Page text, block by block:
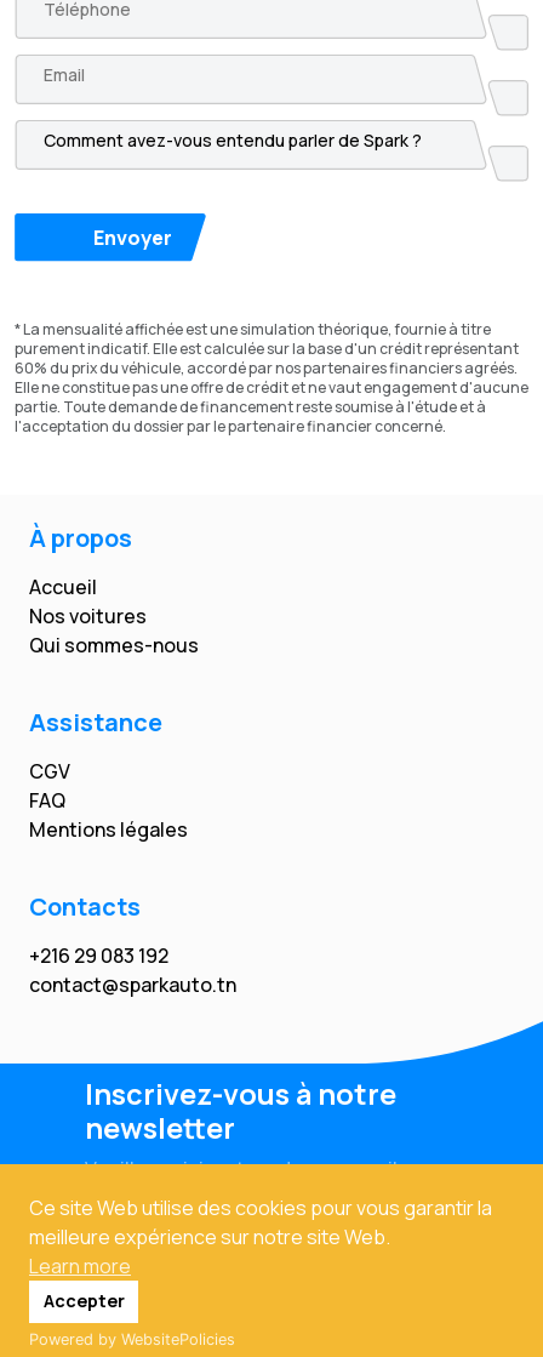
Ce site Web utilise des cookies pour vous garantir la
meilleure expérience sur notre site Web.
Learn more
Accepter
Powered by WebsitePolicies
Envoyer
* La mensualité affichée est une simulation théorique, fournie à titre
purement indicatif. Elle est calculée sur la base d'un crédit représentant
60% du prix du véhicule, accordé par nos partenaires financiers agréés.
Elle ne constitue pas une offre de crédit et ne vaut engagement d'aucune
partie. Toute demande de financement reste soumise à l'étude et à
l'acceptation du dossier par le partenaire financier concerné.
À propos
Accueil
Nos voitures
Qui sommes-nous
Assistance
CGV
FAQ
Mentions légales
Contacts
+216 29 083 192
contact@sparkauto.tn
Inscrivez-vous à notre
newsletter
Veuillez saisir votre adresse email
Copyright © 2024. Tous droits réservés. Powered By